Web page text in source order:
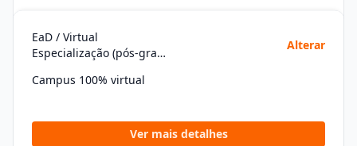
EaD / Virtual
Especialização (pós-graduação)
Alterar
Campus 100% virtual
Ver mais detalhes